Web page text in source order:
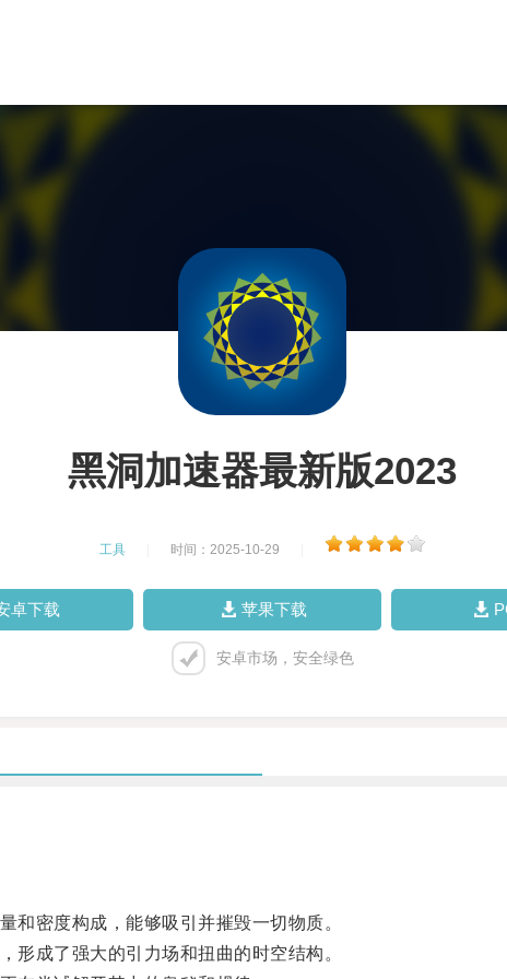
黑洞加速器最新版2023
工具 时间：2025-10-29
卓下载 苹果下载
安卓市场，安全绿色
密度构成，能够吸引并摧毁一切物质。
成了强大的引力场和扭曲的时空结构。